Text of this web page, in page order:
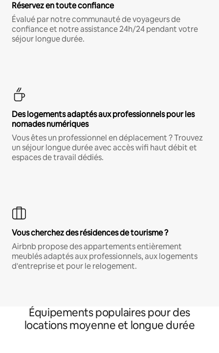
Réservez en toute confiance
Évalué par notre communauté de voyageurs de
confiance et notre assistance 24h/24 pendant votre
séjour longue durée.
Des logements adaptés aux professionnels pour les
nomades numériques
Vous êtes un professionnel en déplacement ? Trouvez
un séjour longue durée avec accès wifi haut débit et
espaces de travail dédiés.
Vous cherchez des résidences de tourisme ?
Airbnb propose des appartements entièrement
meublés adaptés aux professionnels, aux logements
d'entreprise et pour le relogement.
Équipements populaires pour des
locations moyenne et longue durée